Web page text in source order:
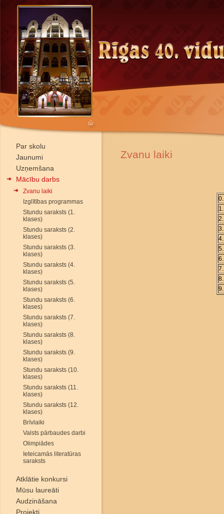
Par skolu
Jaunumi
Uzņemšana
Mācību darbs
Zvanu laiki
Izglītības programmas
Stundu saraksts (1.
klases)
Stundu saraksts (2.
klases)
Stundu saraksts (3.
klases)
Stundu saraksts (4.
klases)
Stundu saraksts (5.
klases)
Stundu saraksts (6.
klases)
Stundu saraksts (7.
klases)
Stundu saraksts (8.
klases)
Stundu saraksts (9.
klases)
Stundu saraksts (10.
klases)
Stundu saraksts (11.
klases)
Stundu saraksts (12.
klases)
Brīvlaiki
Valsts pārbaudes darbi
Olimpiādes
Ieteicamās literatūras
saraksts
Atklātie konkursi
Mūsu laureāti
Audzināšana
Projekti
Zvanu laiki